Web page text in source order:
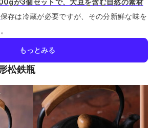
が3個セットで、大豆を含む自然の素材
保存は冷蔵が必要ですが、その分新鮮な味を
もっとみる
松鉄瓶